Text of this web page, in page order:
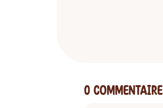
0 Commentaire